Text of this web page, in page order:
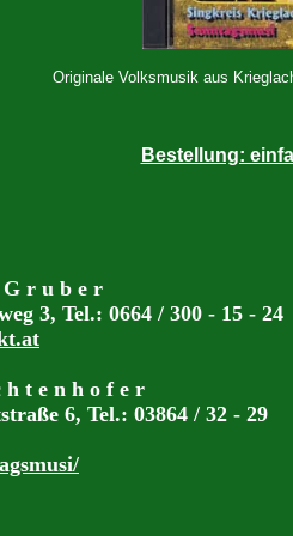
Originale Volksmusik aus
Bestellung:
r u b e r
3, Tel.: 0664 / 300 - 15 - 24
t e n h o f e r
6, Tel.: 03864 / 32 - 29